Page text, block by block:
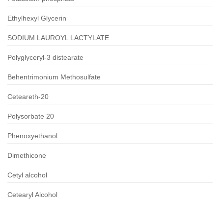
Ethylhexyl Glycerin
SODIUM LAUROYL LACTYLATE
Polyglyceryl-3 distearate
Behentrimonium Methosulfate
Ceteareth-20
Polysorbate 20
Phenoxyethanol
Dimethicone
Cetyl alcohol
Cetearyl Alcohol